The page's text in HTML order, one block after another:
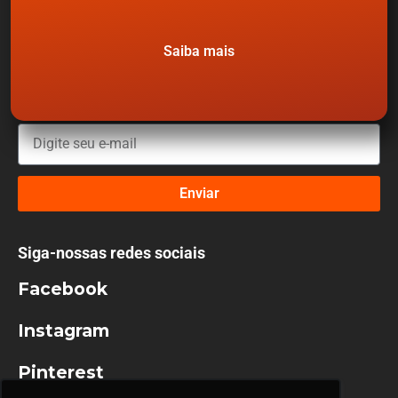
Saiba mais
Enviar
Siga-nossas redes sociais
Facebook
Instagram
Pinterest